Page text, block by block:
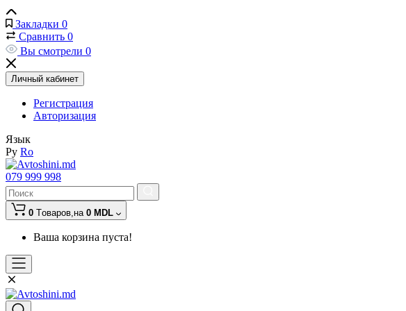
Закладки 0
Сравнить 0
Вы смотрели 0
Личный кабинет
Регистрация
Авторизация
Язык
Ру Ro
079 999 998
0 Tоваров,на 0 MDL
Ваша корзина пуста!